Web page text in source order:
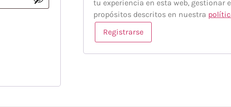
tu experiencia en esta web, gestionar
propósitos descritos en nuestra
Registrarse